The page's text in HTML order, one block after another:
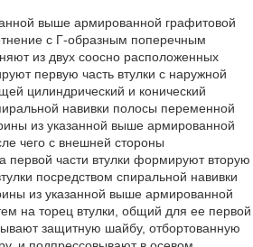
выше армированной графитовой
с Г-образным поперечным
из двух соосно расположенных
первую часть втулки с наружной
цилиндрический и конический
навивки полосы переменной
из указанной выше армированной
чего с внешней стороны
первой части втулки формируют вторую
посредством спиральной навивки
из указанной выше армированной
на торец втулки, общий для ее первой
защитную шайбу, отбортованную